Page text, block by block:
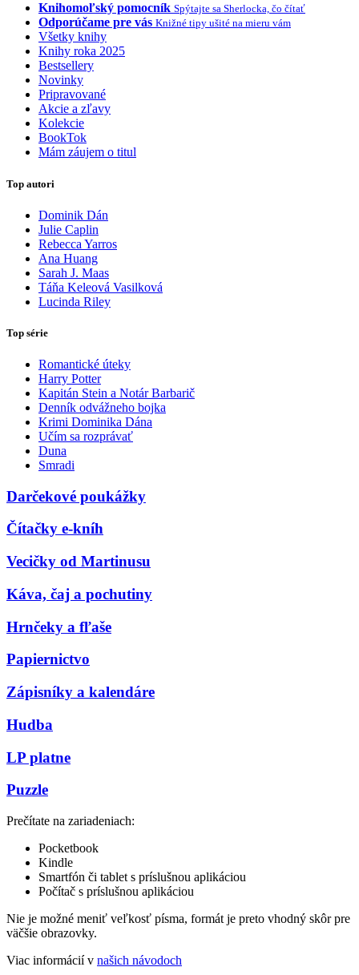
Knihomoľský pomocník Spýtajte sa Sherlocka, čo čítať
Odporúčame pre vás Knižné tipy ušité na mieru vám
Všetky knihy
Knihy roka 2025
Bestsellery
Novinky
Pripravované
Akcie a zľavy
Kolekcie
BookTok
Mám záujem o titul
Top autori
Dominik Dán
Julie Caplin
Rebecca Yarros
Ana Huang
Sarah J. Maas
Táňa Keleová Vasilková
Lucinda Riley
Top série
Romantické úteky
Harry Potter
Kapitán Stein a Notár Barbarič
Denník odvážneho bojka
Krimi Dominika Dána
Učím sa rozprávať
Duna
Smradi
Darčekové poukážky
Čítačky e-kníh
Vecičky od Martinusu
Káva, čaj a pochutiny
Hrnčeky a fľaše
Papiernictvo
Zápisníky a kalendáre
Hudba
LP platne
Puzzle
Prečítate na zariadeniach:
Pocketbook
Kindle
Smartfón či tablet s príslušnou aplikáciou
Počítač s príslušnou aplikáciou
Nie je možné meniť veľkosť písma, formát je preto vhodný skôr pre
väčšie obrazovky.
Viac informácií v našich návodoch